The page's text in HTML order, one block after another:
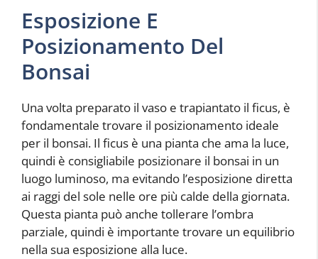
Esposizione E
Posizionamento Del
Bonsai
Una volta preparato il vaso e trapiantato il ficus, è
fondamentale trovare il posizionamento ideale
per il bonsai. Il ficus è una pianta che ama la luce,
quindi è consigliabile posizionare il bonsai in un
luogo luminoso, ma evitando l’esposizione diretta
ai raggi del sole nelle ore più calde della giornata.
Questa pianta può anche tollerare l’ombra
parziale, quindi è importante trovare un equilibrio
nella sua esposizione alla luce.